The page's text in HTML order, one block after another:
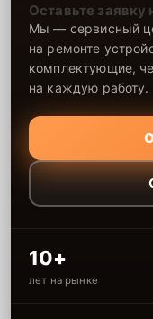
Оставьте заявку
Мы — сервисный
на ремонте
комплектующие,
на каждую работу.
10+
лет на рынке